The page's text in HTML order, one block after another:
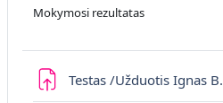
Mokymosi rezultatas
Testas /Užduotis Ignas B.